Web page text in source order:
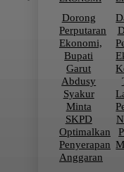
Dorong
Perputaran
Ekonomi,
Bupati
Garut
Abdusy
Syakur
Minta
SKPD
Optimalkan
Penyerapan
Anggaran